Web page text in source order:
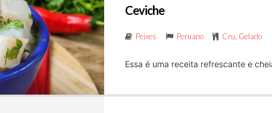
Ceviche
Peixes Peruano Cru, Gelado
Essa é uma receita refrescante e